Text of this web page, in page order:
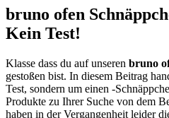
bruno ofen
Kein Test!
Klasse dass du auf unseren bruno
gestoßen bist. In diesem Beitrag
Test, sondern um einen -
Produkte zu Ihrer Suche von dem
haben in der Vergangenheit leider